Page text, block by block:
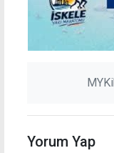
Yorum Yap